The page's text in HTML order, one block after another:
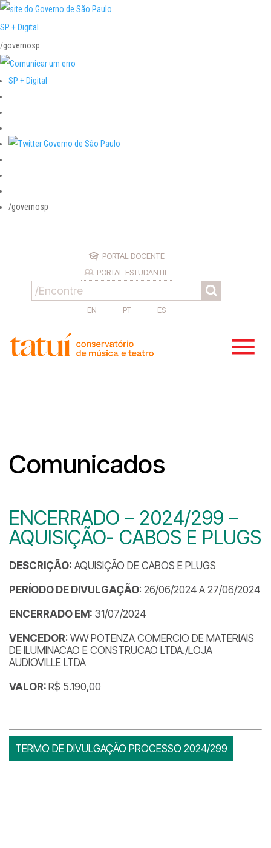
SP + Digital
/governosp
SP + Digital
/governosp
PORTAL DOCENTE
PORTAL ESTUDANTIL
EN PT ES
Comunicados
ENCERRADO – 2024/299 –
AQUISIÇÃO- CABOS E PLUGS
DESCRIÇÃO: AQUISIÇÃO DE CABOS E PLUGS
PERÍODO DE DIVULGAÇÃO: 26/06/2024 A 27/06/2024
ENCERRADO EM: 31/07/2024
VENCEDOR: WW POTENZA COMERCIO DE MATERIAIS
DE ILUMINACAO E CONSTRUCAO LTDA./LOJA
AUDIOVILLE LTDA
VALOR: R$ 5.190,00
TERMO DE DIVULGAÇÃO PROCESSO 2024/299